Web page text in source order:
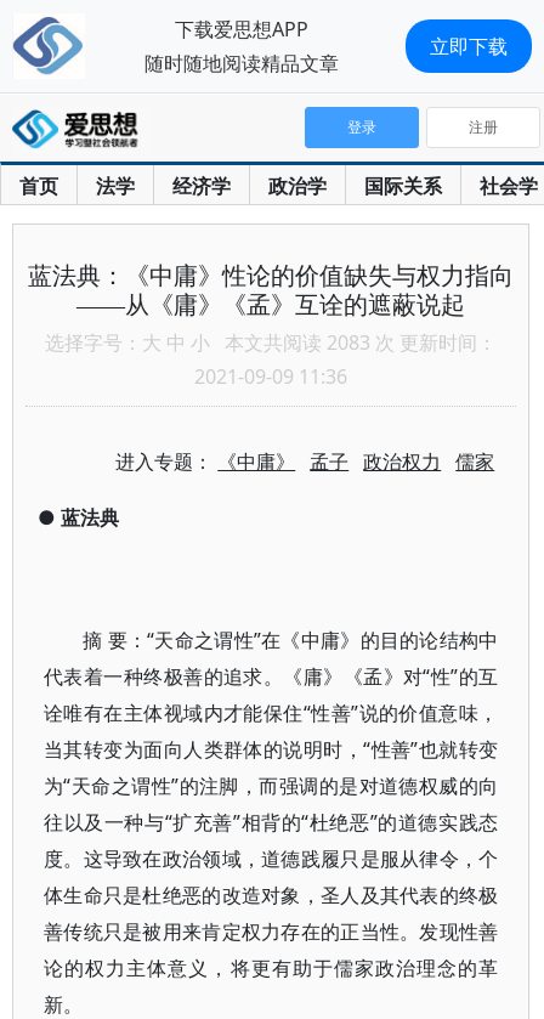
首页 法学 经济学 政治学 国际关系 社会学
登录 注册
蓝法典：《中庸》性论的价值缺失与权力指向
——从《庸》《孟》互诠的遮蔽说起
选择字号： 大 中 小 本文共阅读 2083 次 更新时间：
2021-09-09 11:36
进入专题： 《中庸》 孟子 政治权力 儒家
● 蓝法典
摘 要：“天命之谓性”在《中庸》的目的论结构中
代表着一种终极善的追求。《庸》《孟》对“性”的互
诠唯有在主体视域内才能保住“性善”说的价值意味，
当其转变为面向人类群体的说明时，“性善”也就转变
为“天命之谓性”的注脚，而强调的是对道德权威的向
往以及一种与“扩充善”相背的“杜绝恶”的道德实践态
度。这导致在政治领域，道德践履只是服从律令，个
体生命只是杜绝恶的改造对象，圣人及其代表的终极
善传统只是被用来肯定权力存在的正当性。发现性善
论的权力主体意义，将更有助于儒家政治理念的革
新。
下载爱思想APP
随时随地阅读精品文章
立即下载